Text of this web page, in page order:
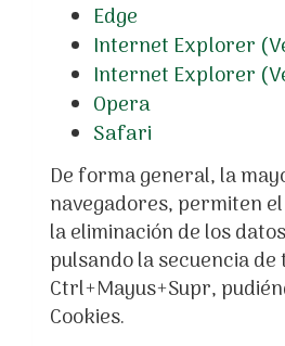
Edge
Internet Explorer
Internet Explorer
Opera
Safari
De forma general, la
navegadores, permiten
la eliminación de los
pulsando la secuencia de
Ctrl+Mayus+Supr,
Cookies.